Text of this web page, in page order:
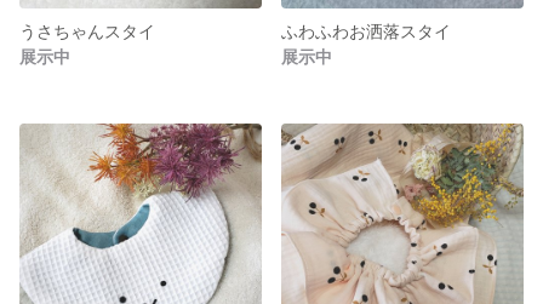
うさちゃんスタイ
展示中
ふわふわお洒落スタイ
展示中